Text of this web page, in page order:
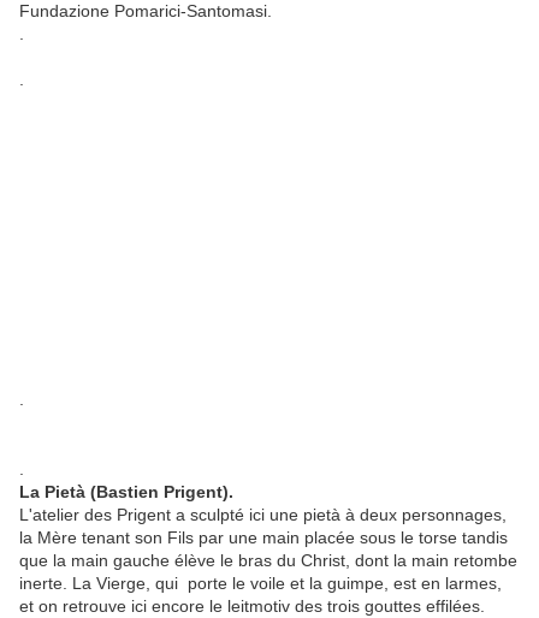
Fundazione Pomarici-Santomasi.
La Pietà (Bastien Prigent).
L'atelier des Prigent a sculpté ici une pietà à deux personnages,
la Mère tenant son Fils par une main placée sous le torse tandis
que la main gauche élève le bras du Christ, dont la main retombe
inerte. La Vierge, qui porte le voile et la guimpe, est en larmes,
et on retrouve ici encore le leitmotiv des trois gouttes effilées.